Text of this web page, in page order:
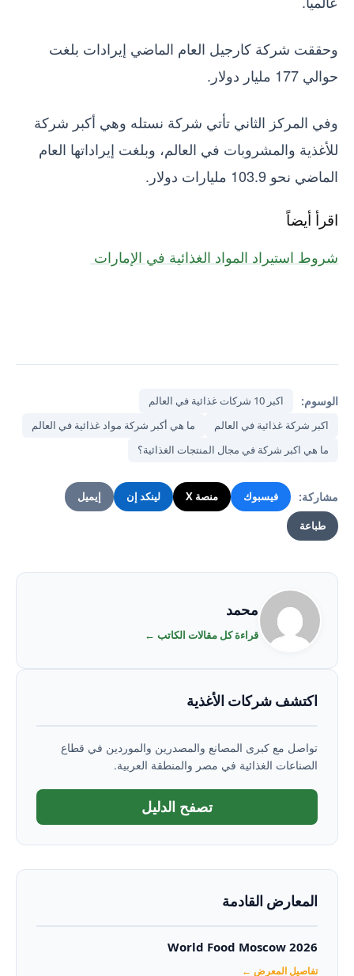
وحققت شركة كارجيل العام الماضي إيرادات بلغت
حوالي 177 مليار دولار.
وفي المركز الثاني تأتي شركة نستله وهي أكبر شركة
للأغذية والمشروبات في العالم، وبلغت إيراداتها العام
الماضي نحو 103.9 مليارات دولار.
اقرأ أيضاً
شروط استيراد المواد الغذائية في الإمارات
الوسوم:
اكبر 10 شركات غذائية في العالم
اكبر شركة غذائية في العالم
ما هي أكبر شركة مواد غذائية في العالم
ما هي اكبر شركة في مجال المنتجات الغذائية؟
مشاركة: فيسبوك منصة X لينكد إن إيميل
طباعة
محمد
قراءة كل مقالات الكاتب ←
اكتشف شركات الأغذية
تواصل مع كبرى المصانع والمصدرين والموردين في قطاع
الصناعات الغذائية في مصر والمنطقة العربية.
تصفح الدليل
المعارض القادمة
World Food Moscow 2026
تفاصيل المعرض ←